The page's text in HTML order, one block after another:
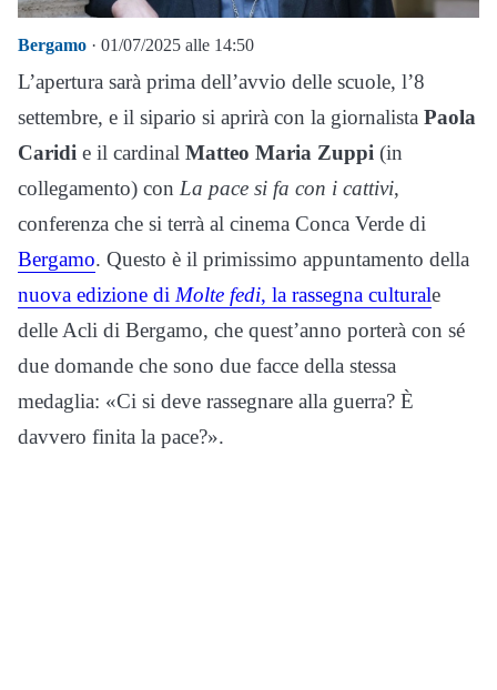
Bergamo · 01/07/2025 alle 14:50
L’apertura sarà prima dell’avvio delle scuole, l’8
settembre, e il sipario si aprirà con la giornalista Paola
Caridi e il cardinal Matteo Maria Zuppi (in
collegamento) con La pace si fa con i cattivi,
conferenza che si terrà al cinema Conca Verde di
Bergamo. Questo è il primissimo appuntamento della
nuova edizione di Molte fedi, la rassegna culturale
delle Acli di Bergamo, che quest’anno porterà con sé
due domande che sono due facce della stessa
medaglia: «Ci si deve rassegnare alla guerra? È
davvero finita la pace?».